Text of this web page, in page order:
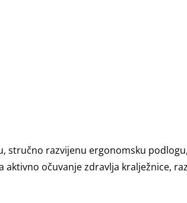
stručno razvijenu ergonomsku
očuvanje zdravlja kralježnice,